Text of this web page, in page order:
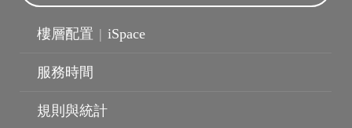
樓層配置 | iSpace
服務時間
規則與統計